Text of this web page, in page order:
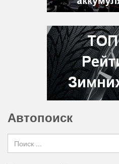
Автопоиск
Search for